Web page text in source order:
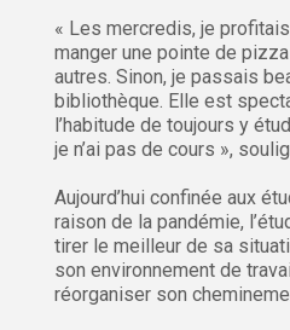
« Les mercredis, je
manger une pointe de
autres. Sinon, je passais
bibliothèque. Elle est
l’habitude de toujours y
je n’ai pas de cours »,
Aujourd’hui confinée aux
raison de la pandémie,
tirer le meilleur de sa
son environnement de
réorganiser son